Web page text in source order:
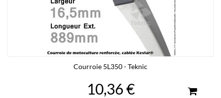
Courroie 5L350 - Teknic
10,36 €